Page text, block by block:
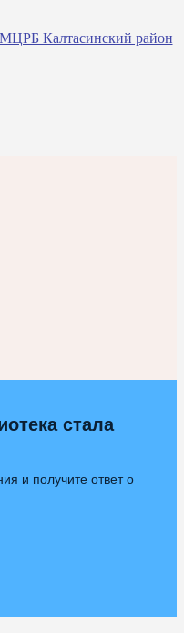
стала
и получите ответ о